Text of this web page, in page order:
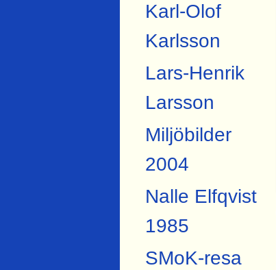
Karl-Olof
Karlsson
Lars-Henrik
Larsson
Miljöbilder
2004
Nalle Elfqvist
1985
SMoK-resa